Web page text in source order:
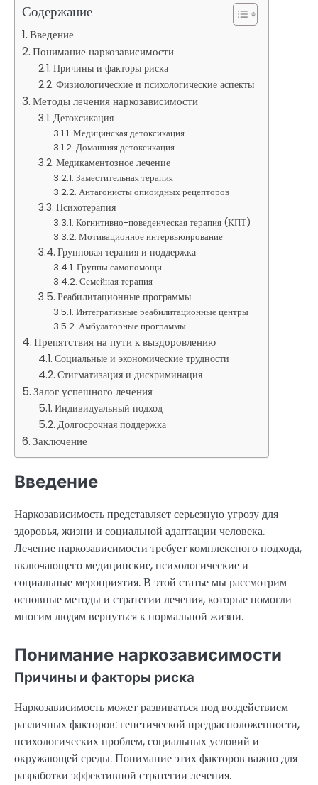
Содержание
Введение
Понимание наркозависимости
Причины и факторы риска
Физиологические и психологические аспекты
Методы лечения наркозависимости
Детоксикация
Медицинская детоксикация
Домашняя детоксикация
Медикаментозное лечение
Заместительная терапия
Антагонисты опиоидных рецепторов
Психотерапия
Когнитивно-поведенческая терапия (КПТ)
Мотивационное интервьюирование
Групповая терапия и поддержка
Группы самопомощи
Семейная терапия
Реабилитационные программы
Интегративные реабилитационные центры
Амбулаторные программы
Препятствия на пути к выздоровлению
Социальные и экономические трудности
Стигматизация и дискриминация
Залог успешного лечения
Индивидуальный подход
Долгосрочная поддержка
Заключение
Введение
Наркозависимость представляет серьезную угрозу для
здоровья, жизни и социальной адаптации человека.
Лечение наркозависимости требует комплексного подхода,
включающего медицинские, психологические и
социальные мероприятия. В этой статье мы рассмотрим
основные методы и стратегии лечения, которые помогли
многим людям вернуться к нормальной жизни.
Понимание наркозависимости
Причины и факторы риска
Наркозависимость может развиваться под воздействием
различных факторов: генетической предрасположенности,
психологических проблем, социальных условий и
окружающей среды. Понимание этих факторов важно для
разработки эффективной стратегии лечения.